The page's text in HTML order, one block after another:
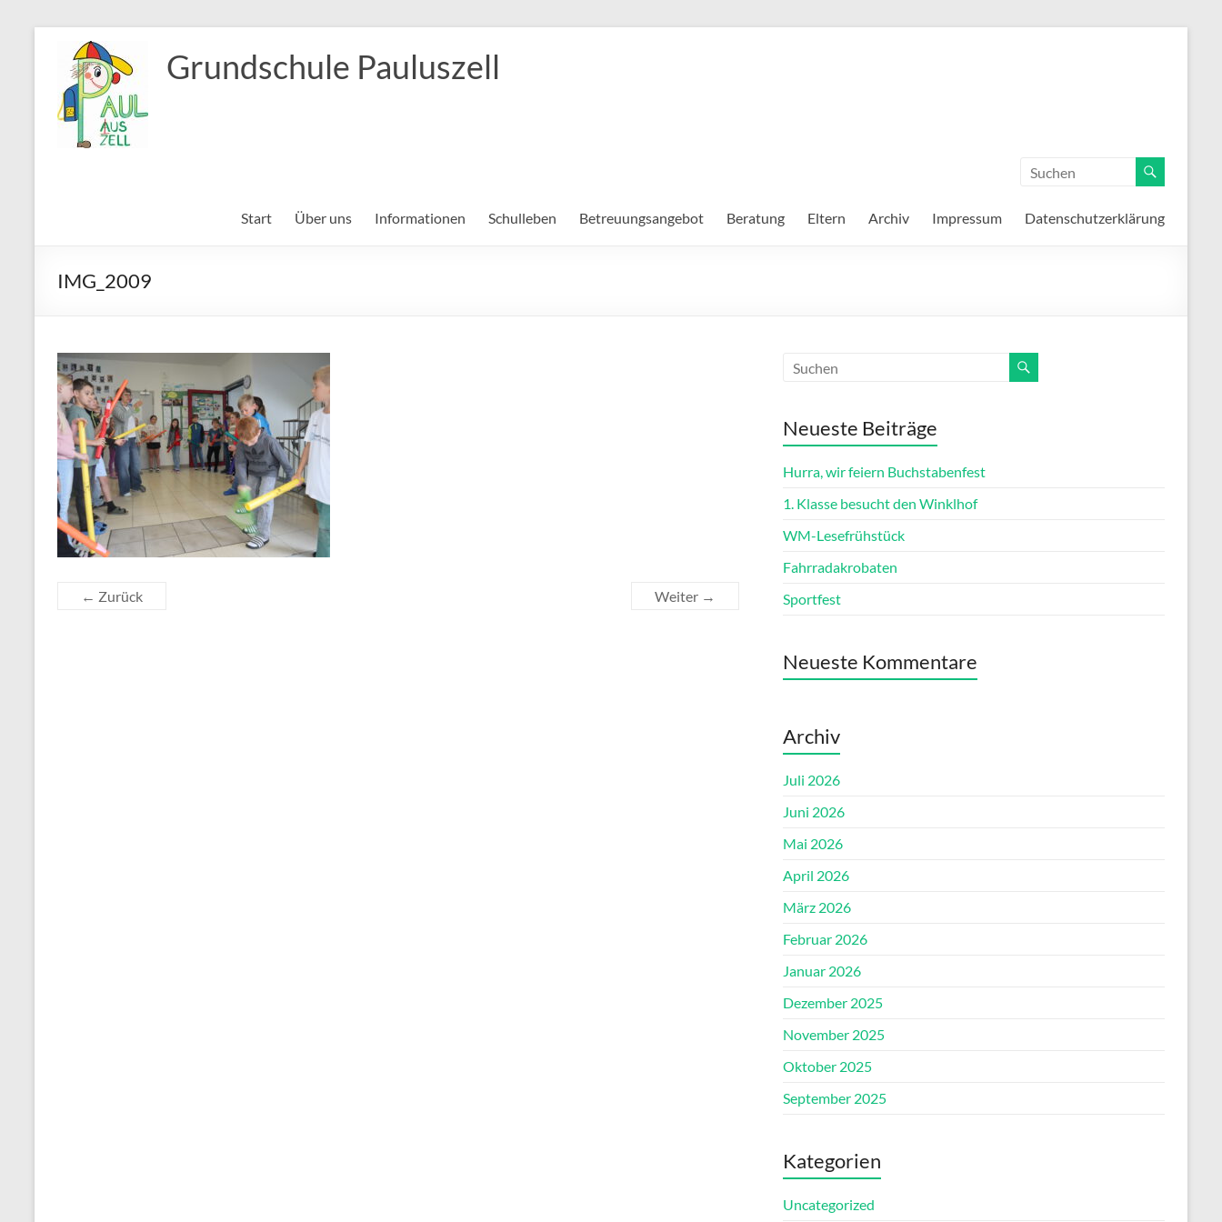
springen
Grundschule Pauluszell
Start Über uns Informationen Schulleben Betreuungsangebot Beratung Eltern Archiv Impressum Datenschutzerklärung
IMG_2009
← Zurück Weiter →
Neueste Beiträge
Hurra, wir feiern Buchstabenfest
1. Klasse besucht den Winklhof
WM-Lesefrühstück
Fahrradakrobaten
Sportfest
Neueste Kommentare
Archiv
Juli 2026
Juni 2026
Mai 2026
April 2026
März 2026
Februar 2026
Januar 2026
Dezember 2025
November 2025
Oktober 2025
September 2025
Kategorien
Uncategorized